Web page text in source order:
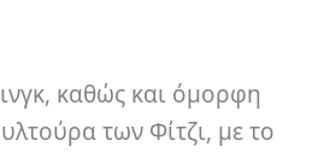
καθώς και όμορφη
των Φίτζι, με το